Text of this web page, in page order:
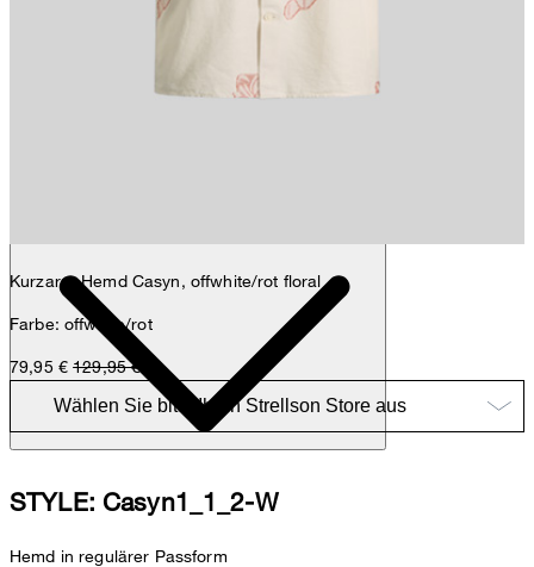
Kurzarm-Hemd Casyn, offwhite/rot floral
Farbe: offwhite/rot
79,95 € 129,95 €
STYLE: Casyn1_1_2-W
Hemd in regulärer Passform